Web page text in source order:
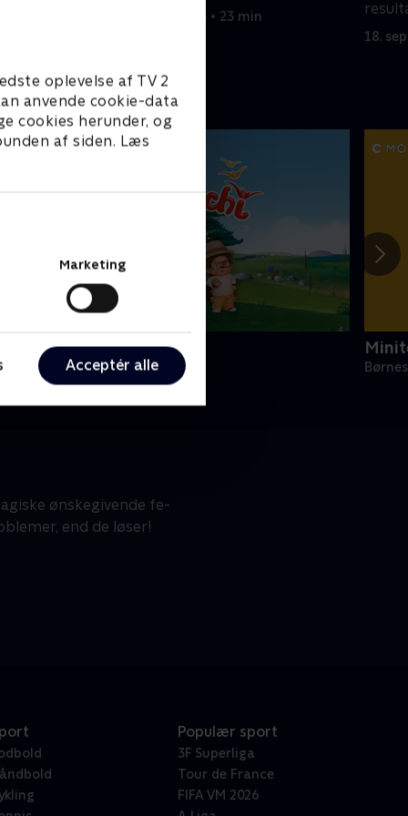
oplevelse af TV 2
anvende cookie-data
cookies herunder, og
af siden. Læs
Marketing
Acceptér alle
18. september 2023 • 23 min
18.
Monchhichi
• 1 sæsoner
ønskegivende fe-
end de løser!
Populær sport
3F Superliga
Tour de France
FIFA VM 2026